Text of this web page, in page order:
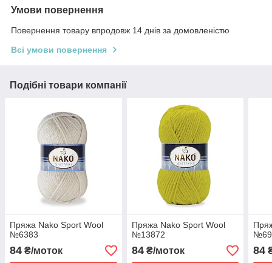
Умови повернення
Повернення товару впродовж 14 днів за домовленістю
Всі умови повернення
Подібні товари компанії
Пряжа Nako Sport Wool
№6383
84 ₴/моток
Пряжа Nako Sport Wool
№13872
84₴/моток 84